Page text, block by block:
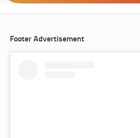
Footer Advertisement